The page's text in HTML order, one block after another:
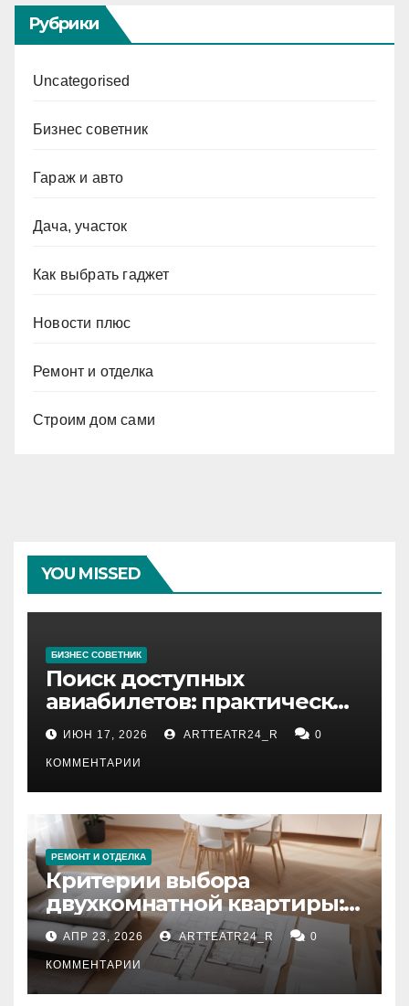
Рубрики
Uncategorised
Бизнес советник
Гараж и авто
Дача, участок
Как выбрать гаджет
Новости плюс
Ремонт и отделка
Строим дом сами
YOU MISSED
БИЗНЕС СОВЕТНИК
Поиск доступных
авиабилетов: практические
рекомендации
ИЮН 17, 2026 ARTTEATR24_R 0
КОММЕНТАРИИ
РЕМОНТ И ОТДЕЛКА
Критерии выбора
двухкомнатной квартиры:
планировка, площадь,
состояние и документация
АПР 23, 2026 ARTTEATR24_R 0
КОММЕНТАРИИ